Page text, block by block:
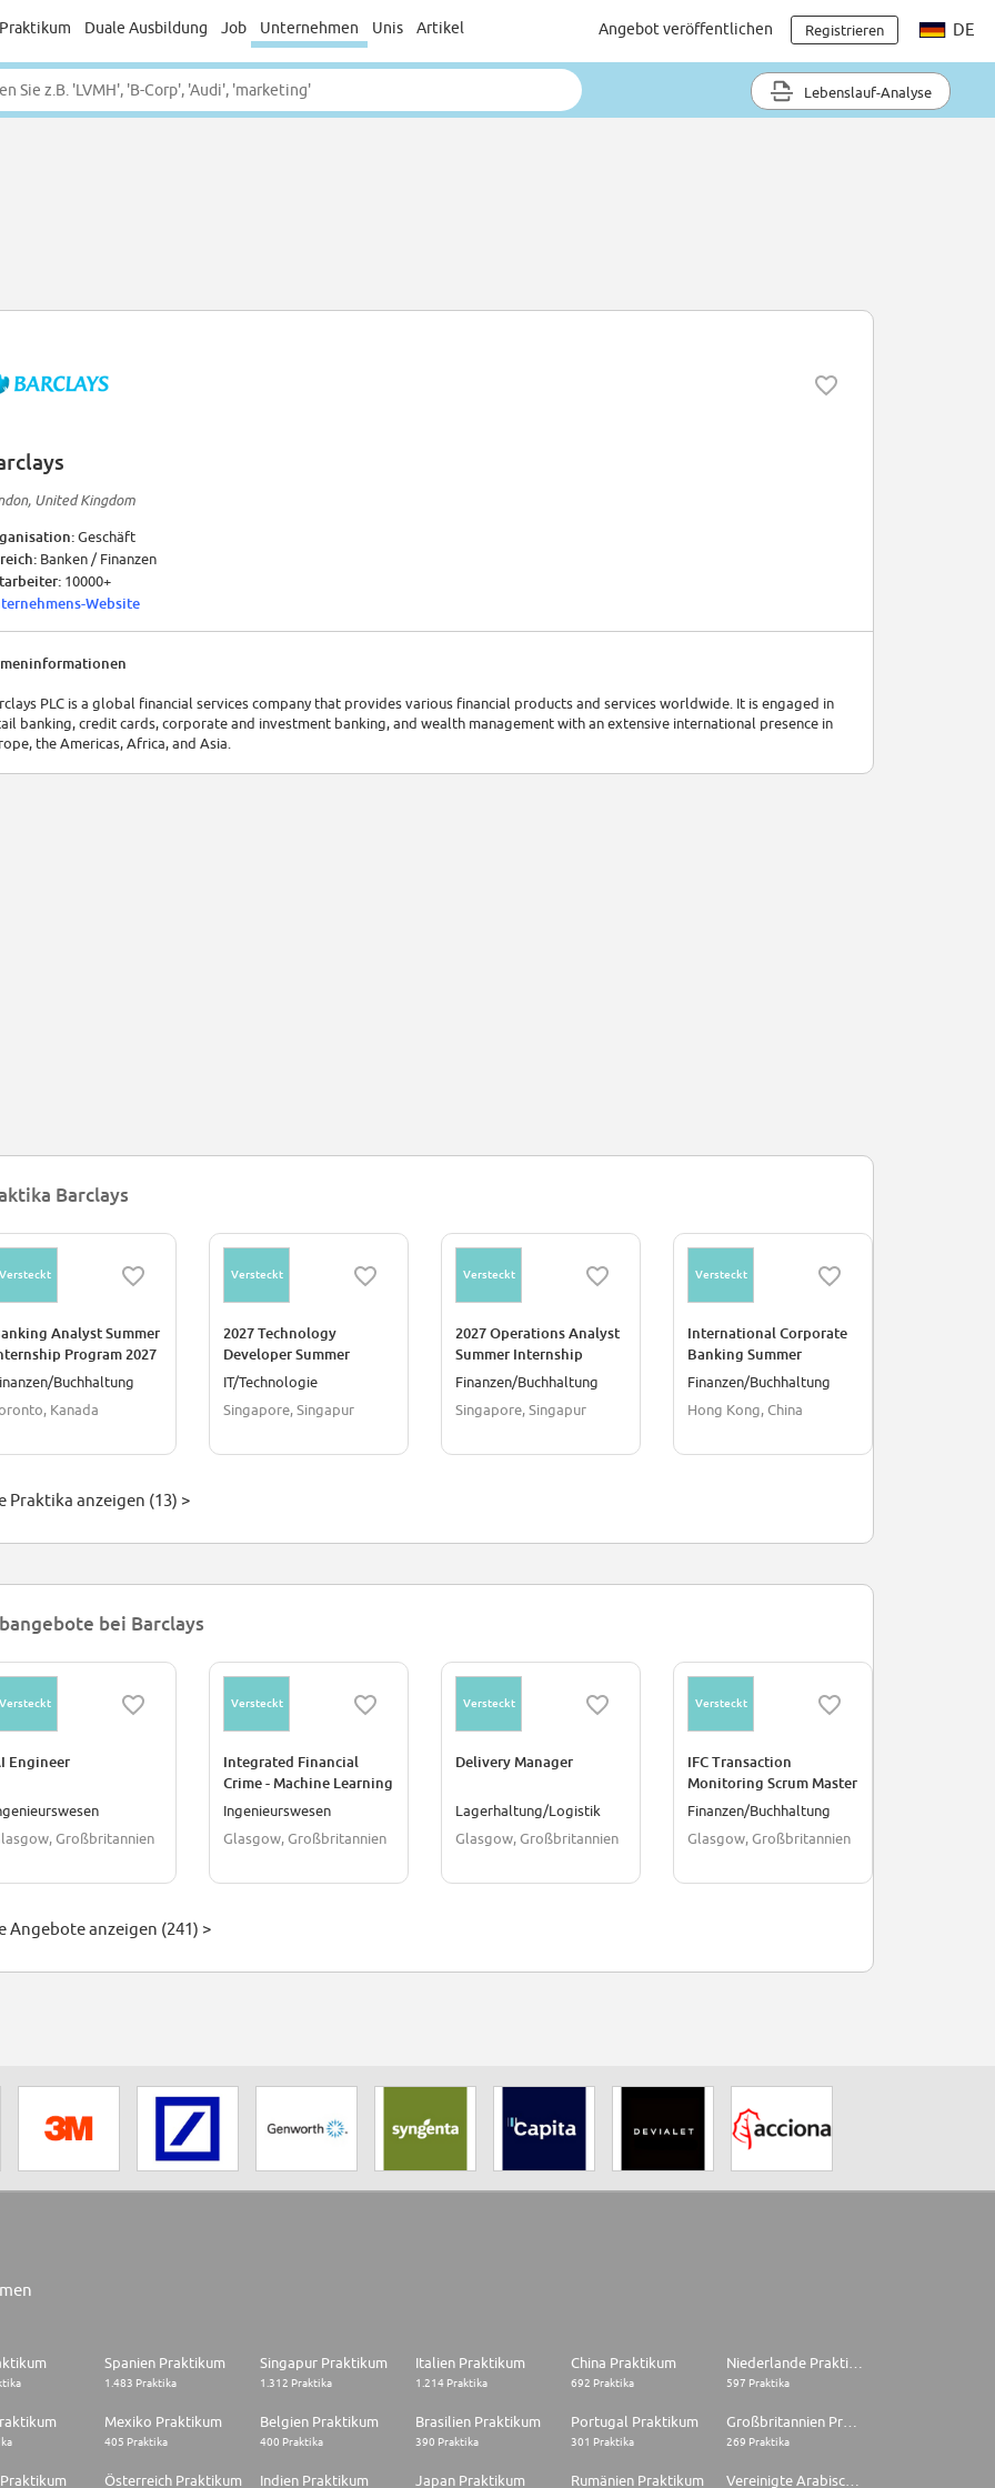
Praktikum Duale Ausbildung Job Unternehmen Unis Artikel Angebot veröffentlichen Registrieren DE
Lebenslauf-Analyse
United Kingdom
Geschäft
Banken / Finanzen
10000+
Website
PLC is a global financial services company that provides various financial products and services worldwide. It is engaged in
banking, credit cards, corporate and investment banking, and wealth management with an extensive international presence in
the Americas, Africa, and Asia.
Barclays
Versteckt
Analyst Summer
Program 2027
Buchhaltung
Kanada
Versteckt
2027 Technology
Developer Summer
Internship Programme
IT/Technologie
Singapore, Singapur
Versteckt
2027 Operations Analyst
Summer Internship
Programme Singapore
Finanzen/Buchhaltung
Singapore, Singapur
Versteckt
International Corporate
Banking Summer
Internship Programme
Finanzen/Buchhaltung
Hong Kong, China
Praktika anzeigen (13) >
bei Barclays
Versteckt
Engineer
Großbritannien
Versteckt
Integrated Financial
Crime - Machine Learning
Engineer
Ingenieurswesen
Glasgow, Großbritannien
Versteckt
Delivery Manager
Lagerhaltung/Logistik
Glasgow, Großbritannien
Versteckt
IFC Transaction
Monitoring Scrum Master
Finanzen/Buchhaltung
Glasgow, Großbritannien
Angebote anzeigen (241) >
Spanien Praktikum
1.483 Praktika
Singapur Praktikum
1.312 Praktika
Italien Praktikum
1.214 Praktika
China Praktikum
692 Praktika 597 Praktika
Mexiko Praktikum
405 Praktika
Belgien Praktikum
400 Praktika
Brasilien Praktikum
390 Praktika
Portugal Praktikum
301 Praktika 269 Praktika
Österreich Praktikum Indien Praktikum Japan Praktikum Rumänien Praktikum